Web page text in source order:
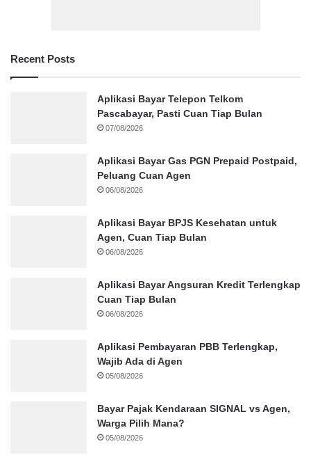
Recent Posts
Aplikasi Bayar Telepon Telkom
Pascabayar, Pasti Cuan Tiap Bulan
07/08/2026
Aplikasi Bayar Gas PGN Prepaid Postpaid,
Peluang Cuan Agen
06/08/2026
Aplikasi Bayar BPJS Kesehatan untuk
Agen, Cuan Tiap Bulan
06/08/2026
Aplikasi Bayar Angsuran Kredit Terlengkap
Cuan Tiap Bulan
06/08/2026
Aplikasi Pembayaran PBB Terlengkap,
Wajib Ada di Agen
05/08/2026
Bayar Pajak Kendaraan SIGNAL vs Agen,
Warga Pilih Mana?
05/08/2026